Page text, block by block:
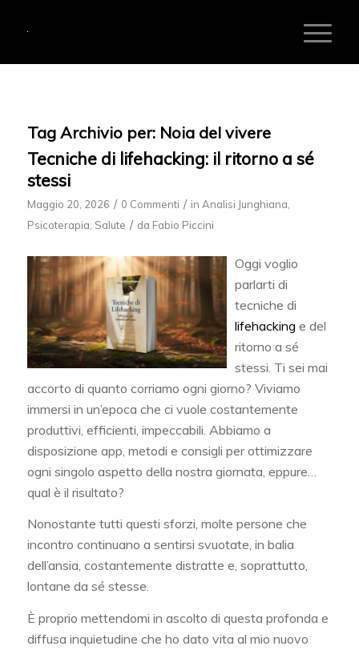
Tag Archivio per: Noia del vivere
Tecniche di lifehacking: il ritorno a sé
stessi
Maggio 20, 2026 / 0 Commenti / in Analisi Junghiana
Psicoterapia Salute / da Fabio Piccini
Oggi voglio
parlarti di
tecniche di
lifehacking e del
ritorno a sé
stessi. Ti sei mai
accorto di quanto corriamo ogni giorno? Viviamo
immersi in un’epoca che ci vuole costantemente
produttivi, efficienti, impeccabili. Abbiamo a
disposizione app, metodi e consigli per ottimizzare
ogni singolo aspetto della nostra giornata, eppure…
qual è il risultato?
Nonostante tutti questi sforzi, molte persone che
incontro continuano a sentirsi svuotate, in balia
dell’ansia, costantemente distratte e, soprattutto,
lontane da sé stesse.
È proprio mettendomi in ascolto di questa profonda e
diffusa inquietudine che ho dato vita al mio nuovo